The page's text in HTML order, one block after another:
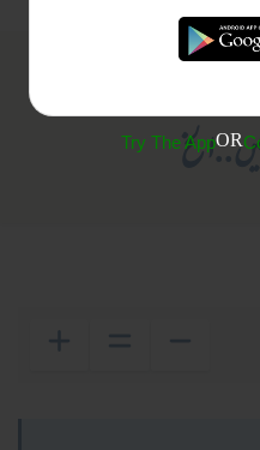
حدیث کو حسن کہہ دیں تو
Try The AppOR